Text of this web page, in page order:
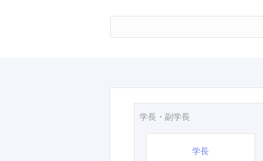
学長・副学長
学長